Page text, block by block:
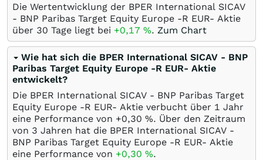
Die Wertentwicklung der BPER International SICAV
- BNP Paribas Target Equity Europe -R EUR- Aktie
über 30 Tage liegt bei +0,17 %. Zum Chart
Wie hat sich die BPER International SICAV - BNP
Paribas Target Equity Europe -R EUR- Aktie
entwickelt?
Die BPER International SICAV - BNP Paribas Target
Equity Europe -R EUR- Aktie verbucht über 1 Jahr
eine Performance von +0,30 %. Über den Zeitraum
von 3 Jahren hat die BPER International SICAV -
BNP Paribas Target Equity Europe -R EUR- Aktie
eine Performance von +0,30 %.